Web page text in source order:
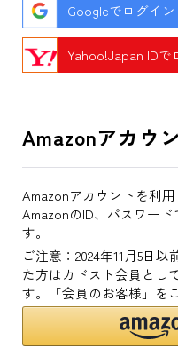
Googleでログイン
Yahoo!Japan IDで
Amazonアカウ
Amazonアカウントを利
AmazonのID、パスワー
す。
ご注意：2024年11月5日
た方はカドスト会員とし
す。「会員のお客様」を